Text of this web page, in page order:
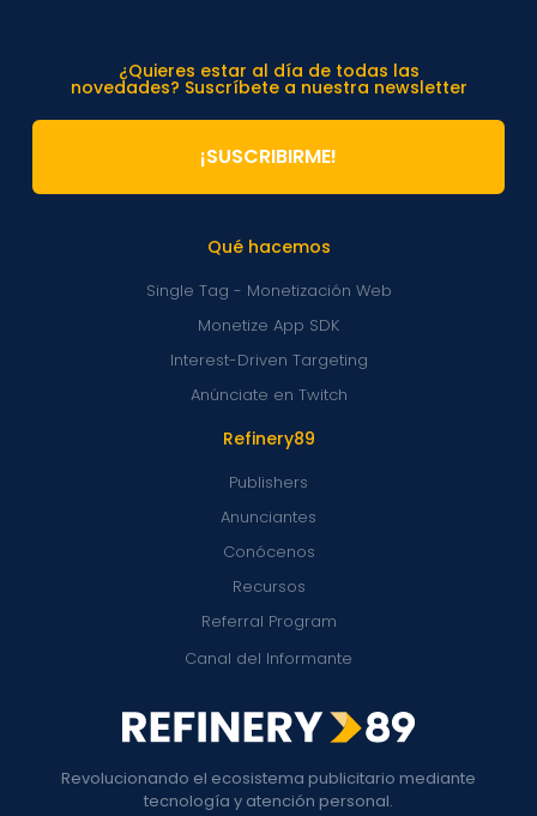
Revolucionando el ecosistema publicitario mediante
tecnología y atención personal.
Refinery89
Publishers
Anunciantes
Conócenos
Recursos
Referral Program
Canal del Informante
Qué hacemos
Single Tag - Monetización Web
Monetize App SDK
Interest-Driven Targeting
Anúnciate en Twitch
¿Quieres estar al día de todas las
novedades? Suscríbete a nuestra newsletter
¡SUSCRIBIRME!